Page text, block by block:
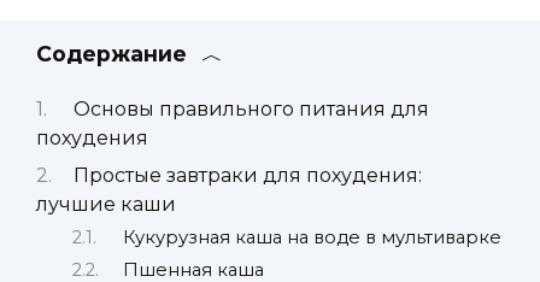
Содержание
Основы правильного питания для
похудения
Простые завтраки для похудения:
лучшие каши
Кукурузная каша на воде в мультиварке
Пшенная каша